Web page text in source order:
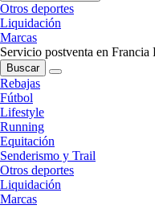
Otros deportes
Liquidación
Marcas
Servicio postventa en Francia
Buscar
Rebajas
Fútbol
Lifestyle
Running
Equitación
Senderismo y Trail
Otros deportes
Liquidación
Marcas